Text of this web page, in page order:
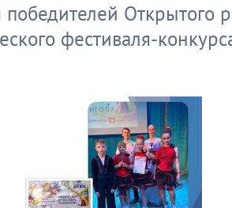
Открытого
фестиваля-